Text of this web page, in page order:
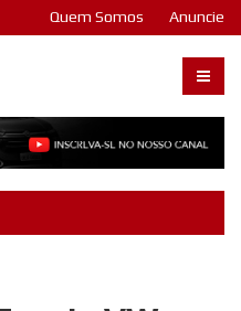
Quem Somos Anuncie